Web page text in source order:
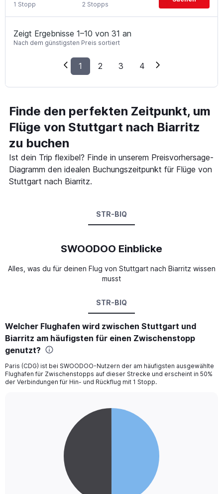
1 Stopp 2 Stopps
Zeigt Ergebnisse 1–10 von 31 an
Nach dem günstigsten Preis sortiert
1 2 3 4
Finde den perfekten Zeitpunkt, um
Flüge von Stuttgart nach Biarritz
zu buchen
Ist dein Trip flexibel? Finde in unserem Preisvorhersage-
Diagramm den idealen Buchungszeitpunkt für Flüge von
Stuttgart nach Biarritz.
STR-BIQ
SWOODOO Einblicke
Alles, was du für deinen Flug von Stuttgart nach Biarritz wissen
musst
STR-BIQ
Welcher Flughafen wird zwischen Stuttgart und
Biarritz am häufigsten für einen Zwischenstopp
genutzt?
Paris (CDG) ist bei SWOODOO-Nutzern der am häufigsten ausgewählte
Flughafen für Zwischenstopps auf dieser Strecke und erscheint in 50%
der Verbindungen für Hin- und Rückflug mit 1 Stopp.